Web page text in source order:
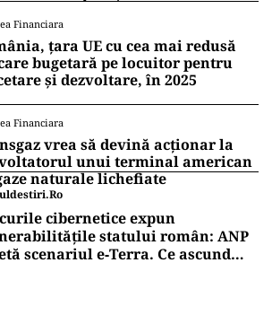
Financiara
țara UE cu cea mai redusă
bugetară pe locuitor pentru
și dezvoltare, în 2025
Financiara
vrea să devină acționar la
unui terminal american
naturale lichefiate
cibernetice expun
statului român: ANP
scenariul e‑Terra. Ce ascund